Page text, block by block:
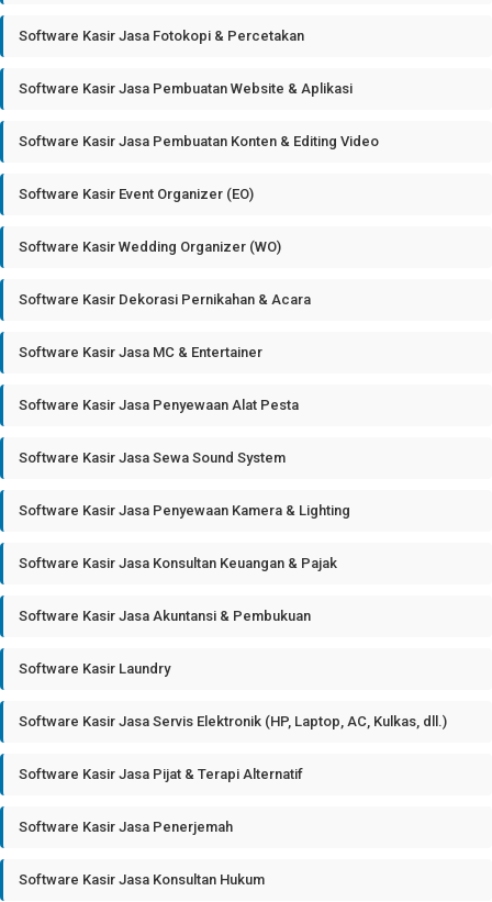
Software Kasir Jasa Fotokopi & Percetakan
Software Kasir Jasa Pembuatan Website & Aplikasi
Software Kasir Jasa Pembuatan Konten & Editing Video
Software Kasir Event Organizer (EO)
Software Kasir Wedding Organizer (WO)
Software Kasir Dekorasi Pernikahan & Acara
Software Kasir Jasa MC & Entertainer
Software Kasir Jasa Penyewaan Alat Pesta
Software Kasir Jasa Sewa Sound System
Software Kasir Jasa Penyewaan Kamera & Lighting
Software Kasir Jasa Konsultan Keuangan & Pajak
Software Kasir Jasa Akuntansi & Pembukuan
Software Kasir Laundry
Software Kasir Jasa Servis Elektronik (HP, Laptop, AC, Kulkas, dll.)
Software Kasir Jasa Pijat & Terapi Alternatif
Software Kasir Jasa Penerjemah
Software Kasir Jasa Konsultan Hukum